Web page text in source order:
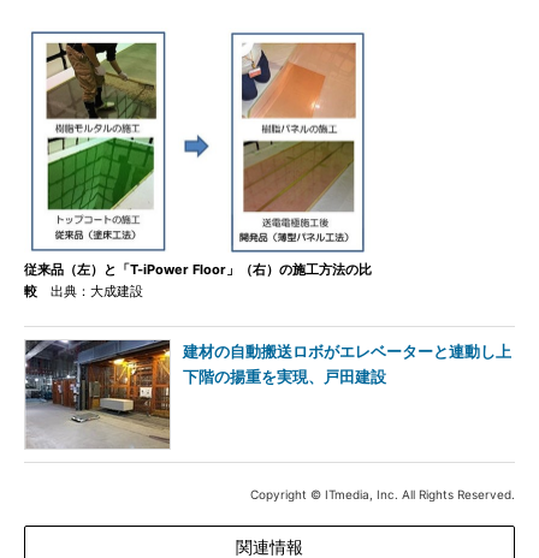
従来品（左）と「T-iPower Floor」（右）の施工方法の比
較 出典：大成建設
建材の自動搬送ロボがエレベーターと連動し上
下階の揚重を実現、戸田建設
Copyright © ITmedia, Inc. All Rights Reserved.
関連情報